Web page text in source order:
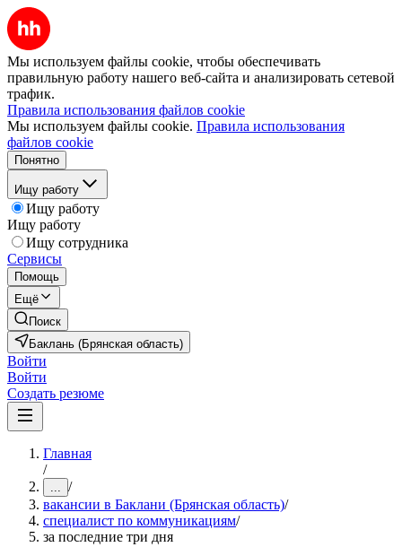
Мы используем файлы cookie, чтобы обеспечивать
правильную работу нашего веб-сайта и анализировать сетевой
трафик.
Правила использования файлов cookie
Мы используем файлы cookie. Правила использования
файлов cookie
Понятно
Ищу работу
Ищу работу
Ищу работу
Ищу сотрудника
Сервисы
Помощь
Ещё
Поиск
Баклань (Брянская область)
Войти
Войти
Создать резюме
Главная
/
... /
вакансии в Баклани (Брянская область)/
специалист по коммуникациям/
за последние три дня